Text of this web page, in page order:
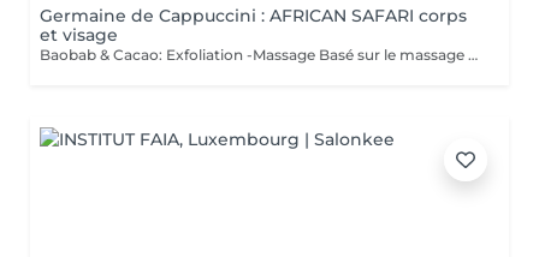
Germaine de Cappuccini : AFRICAN SAFARI corps
et visage
Baobab & Cacao: Exfoliation -Massage Basé sur le massage Hilotra de Madagascar, il combine des techniques ancestrales africaines et asiatiques pour générer une sensation de connexion avec la nature et un équilibre corporel. AFRICAN BLISS : Massage SWEET Maternity: Basé sur la technique du drainage lymphatique, ce rituel combine des mouvements ascendants et des mouvements enveloppants qui favorisent une sensation de légèreté et de confort immédiate dans les jambes Light Legs : Basé sur la technique du drainage lymphatique, ce rituel combine des mouvements ascendants et des mouvements enveloppants qui favorisent une sensation de légèreté et de confort immédiate dans les jambes